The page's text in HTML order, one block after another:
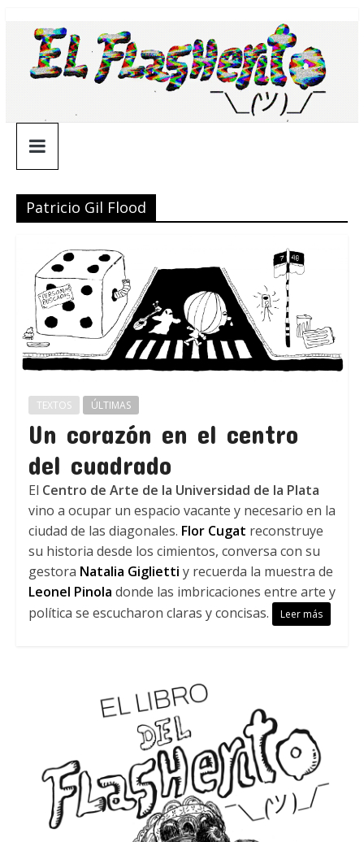
contenido
¯\_(ツ)_/
¯
Patricio Gil Flood
TEXTOS ÚLTIMAS
Un corazón en el centro
del cuadrado
El Centro de Arte de la Universidad de la Plata
vino a ocupar un espacio vacante y necesario en la
ciudad de las diagonales. Flor Cugat reconstruye
su historia desde los cimientos, conversa con su
gestora Natalia Giglietti y recuerda la muestra de
Leonel Pinola donde las imbricaciones entre arte y
política se escucharon claras y concisas.
Leer más